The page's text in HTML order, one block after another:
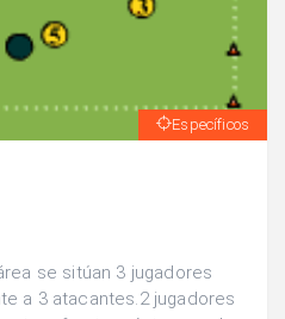
Específicos
se sitúan 3 jugadores
a 3 atacantes.2 jugadores